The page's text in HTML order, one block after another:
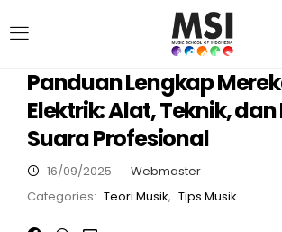
Panduan Lengkap
Elektrik: Alat, Teknik,
Suara Profesional
16/09/2025
Webmaster
Categories: Teori Musik, Tips Musik